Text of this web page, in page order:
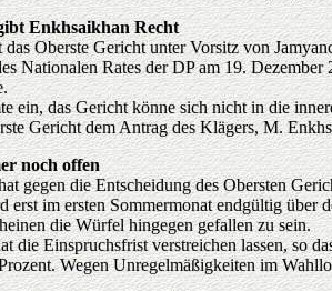
Enkhsaikhan Recht
Oberste Gericht unter Vorsitz von
Nationalen Rates der DP am 19.
ein, das Gericht könne sich nicht in die
Gericht dem Antrag des Klägers, M.
noch offen
gegen die Entscheidung des Obersten
erst im ersten Sommermonat endgültig über
die Würfel hingegen gefallen zu sein.
die Einspruchsfrist verstreichen lassen, so
Wegen Unregelmäßigkeiten im